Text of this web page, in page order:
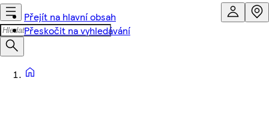
Přejít na hlavní obsah
Přeskočit na vyhledávání